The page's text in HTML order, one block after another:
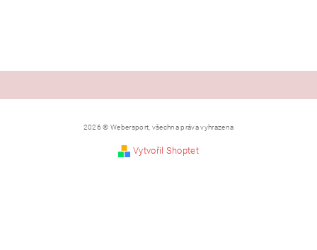
2026 © Webersport, všechna práva vyhrazena
Vytvořil Shoptet